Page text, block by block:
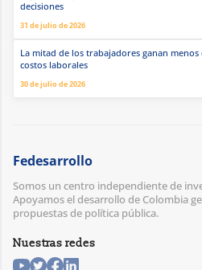
decisiones
31 de julio de 2026
La mitad de los trabajadores ganan
costos laborales
30 de julio de 2026
Fedesarrollo
Somos un centro independiente de
Apoyamos el desarrollo de Colombia
propuestas de política pública.
Nuestras redes